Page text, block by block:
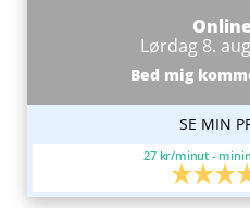
Lørdag 8.
Bed mig
SE MIN
27 kr/minut -